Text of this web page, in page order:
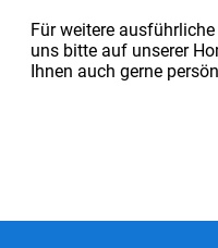
Für weitere
uns bitte auf unserer
Ihnen auch gerne